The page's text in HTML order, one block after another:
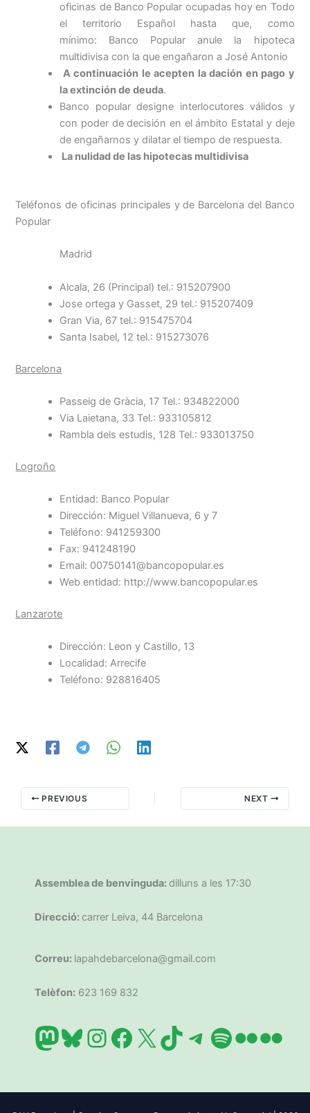
oficinas de Banco Popular ocupadas hoy en Todo
el territorio Español hasta que, como
mínimo: Banco Popular anule la hipoteca
multidivisa con la que engañaron a José Antonio
A continuación le acepten la dación en pago y
la extinción de deuda.
Banco popular designe interlocutores válidos y
con poder de decisión en el ámbito Estatal y deje
de engañarnos y dilatar el tiempo de respuesta.
La nulidad de las hipotecas multidivisa
Teléfonos de oficinas principales y de Barcelona del Banco
Popular
Madrid
Alcala, 26 (Principal) tel.: 915207900
Jose ortega y Gasset, 29 tel.: 915207409
Gran Via, 67 tel.: 915475704
Santa Isabel, 12 tel.: 915273076
Barcelona
Passeig de Gràcia, 17 Tel.: 934822000
Via Laietana, 33 Tel.: 933105812
Rambla dels estudis, 128 Tel.: 933013750
Logroño
Entidad: Banco Popular
Dirección: Miguel Villanueva, 6 y 7
Teléfono: 941259300
Fax: 941248190
Email: 00750141@bancopopular.es
Web entidad: http://www.bancopopular.es
Lanzarote
Dirección: Leon y Castillo, 13
Localidad: Arrecife
Teléfono: 928816405
PREVIOUS NEXT
Assemblea de benvinguda: dilluns a les 17:30
Direcció: carrer Leiva, 44 Barcelona
Correu: lapahdebarcelona@gmail.com
Telèfon: 623 169 832
Mastodon
Bluesky
Instagram
Facebook
X TikTok
Telegram
Spotify
Flickr